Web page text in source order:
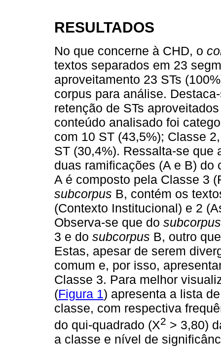
RESULTADOS
No que concerne à CHD, o
textos separados em 23
aproveitamento 23 STs
corpus para análise.
retenção de STs
conteúdo analisado foi
com 10 ST (43,5%); Classe
ST (30,4%). Ressalta-se
duas ramificações (A e B)
A é composto pela Classe 3
subcorpus B, contém os
(Contexto Institucional) e 2
Observa-se que do subcorpus
3 e do subcorpus B, outro
Estas, apesar de serem
comum e, por isso,
Classe 3. Para melhor
(Figura 1) apresenta a lista
classe, com respectiva
do qui-quadrado (X2 > 3,80)
a classe e nível de